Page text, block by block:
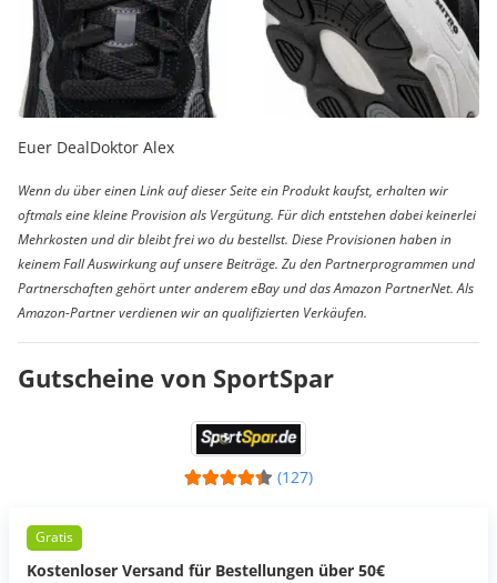
Euer DealDoktor Alex
Wenn du über einen Link auf dieser Seite ein Produkt kaufst, erhalten wir
oftmals eine kleine Provision als Vergütung. Für dich entstehen dabei keinerlei
Mehrkosten und dir bleibt frei wo du bestellst. Diese Provisionen haben in
keinem Fall Auswirkung auf unsere Beiträge. Zu den Partnerprogrammen und
Partnerschaften gehört unter anderem eBay und das Amazon PartnerNet. Als
Amazon-Partner verdienen wir an qualifizierten Verkäufen.
Gutscheine von SportSpar
(127)
Gratis
Kostenloser Versand für Bestellungen über 50€